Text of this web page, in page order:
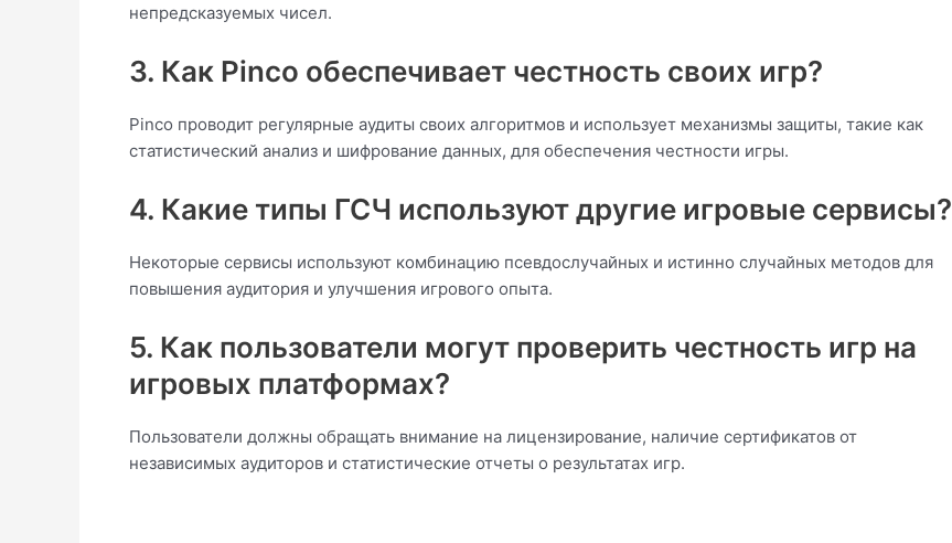
непредсказуемых чисел.
3. Как Pinco обеспечивает честность своих игр?
Pinco проводит регулярные аудиты своих алгоритмов и использует механизмы защиты, такие как
статистический анализ и шифрование данных, для обеспечения честности игры.
4. Какие типы ГСЧ используют другие игровые сервисы?
Некоторые сервисы используют комбинацию псевдослучайных и истинно случайных методов для
повышения аудитория и улучшения игрового опыта.
5. Как пользователи могут проверить честность игр на
игровых платформах?
Пользователи должны обращать внимание на лицензирование, наличие сертификатов от
независимых аудиторов и статистические отчеты о результатах игр.